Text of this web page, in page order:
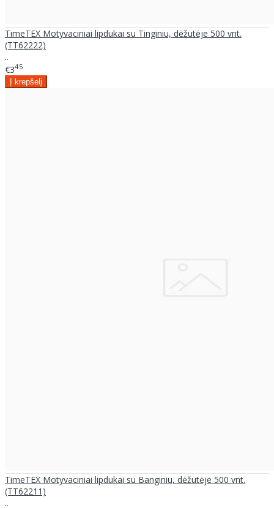
TimeTEX Motyvaciniai lipdukai su Tinginiu, dėžutėje 500 vnt.
(TT62222)
..
€345
TimeTEX Motyvaciniai lipdukai su Banginiu, dėžutėje 500 vnt.
(TT62211)
..